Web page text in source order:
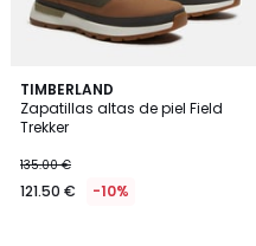
TIMBERLAND
Zapatillas altas de piel Field
Trekker
135.00 €
121.50 € -10%
4,8
/ 5